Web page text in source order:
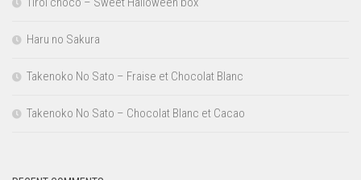
Haru no Sakura
Takenoko No Sato – Fraise et Chocolat Blanc
Takenoko No Sato – Chocolat Blanc et Cacao